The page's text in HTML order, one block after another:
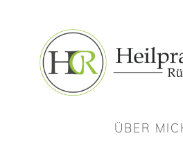
ÜBER